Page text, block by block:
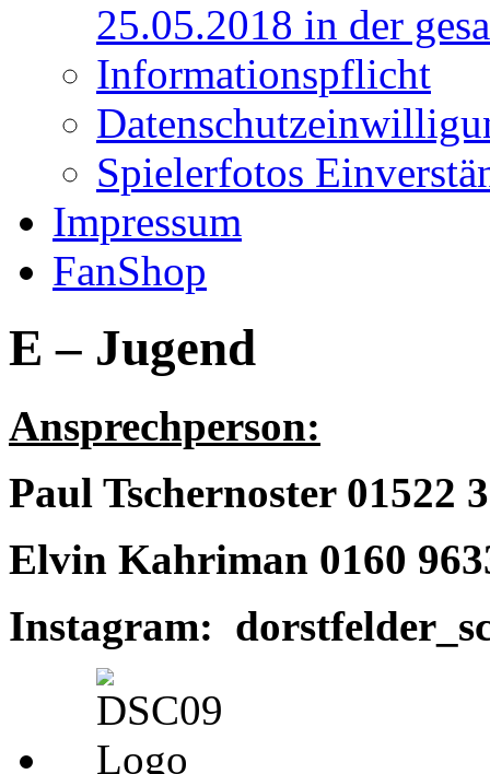
25.05.2018 in der
Informationspflicht
Spielerfotos
Impressum
FanShop
E – Jugend
Ansprechperson:
Paul Tschernoster 01522
Elvin Kahriman 0160
Instagram: